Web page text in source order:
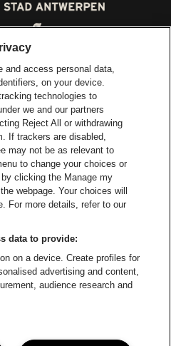
Ga naar de website van
van Europcar
Ga naar de
van Coca-Cola
Ga naar de website van
Ga naar
van Champagne
Ga naar de website
naar de website van Het
Ga naar de
deel vanbe•at
Arena
Venues
2170 Antwerpen
- RPR Antwerpen
BE93 2200 4925 0067 - BIC:
and access personal data,
on your device.
technologies to
we and our partners
Reject All or withdrawing
If trackers are disabled,
may not be as relevant to
to change your choices or
clicking the Manage my
webpage. Your choices will
For more details, refer to our
data to provide:
on a device. Create profiles for
advertising and content,
audience research and